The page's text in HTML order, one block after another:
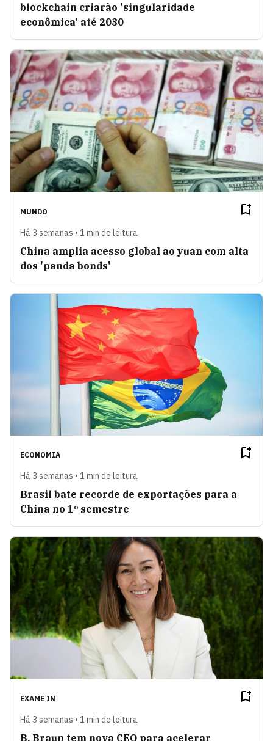
blockchain criarão 'singularidade
econômica' até 2030
MUNDO
Há 3 semanas • 1 min de leitura
China amplia acesso global ao yuan com alta
dos 'panda bonds'
ECONOMIA
Há 3 semanas • 1 min de leitura
Brasil bate recorde de exportações para a
China no 1º semestre
EXAME IN
Há 3 semanas • 1 min de leitura
B. Braun tem nova CEO para acelerar